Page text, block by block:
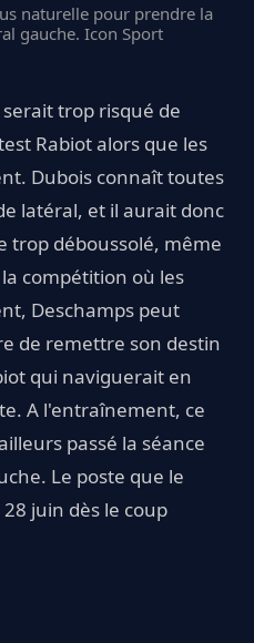
naturelle pour prendre la
gauche. Icon Sport
trop risqué de
Rabiot alors que les
Dubois connaît toutes
latéral, et il aurait donc
trop déboussolé, même
compétition où les
Deschamps peut
de remettre son destin
qui naviguerait en
A l'entraînement, ce
passé la séance
Le poste que le
juin dès le coup